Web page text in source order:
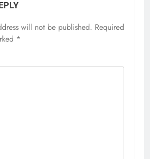
will not be published. Required
*